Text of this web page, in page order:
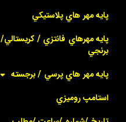
پايه مهر هاي پلاستيکي
پايه مهرهاي فانتزي / کريستالي/
برنجي
پايه مهر هاي پرسي / برجسته
استامپ روميزي